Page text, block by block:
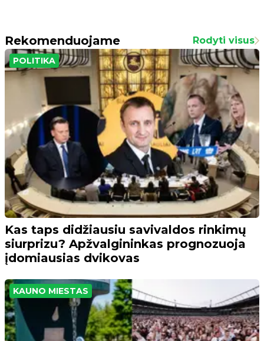
Rekomenduojame Rodyti visus
POLITIKA
Kas taps didžiausiu savivaldos rinkimų
siurprizu? Apžvalgininkas prognozuoja
įdomiausias dvikovas
KAUNO MIESTAS